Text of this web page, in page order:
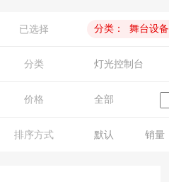
已选择 分类： 舞台设备
分类 灯光控制台
价格 全部
排序方式 默认 销量